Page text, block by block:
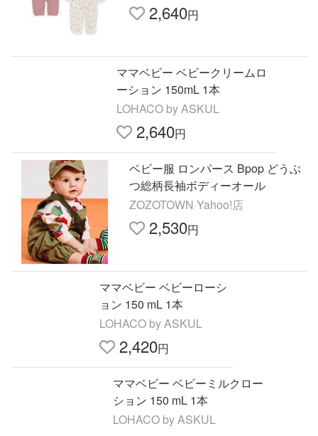
2,640円
ママベビー ベビークリームロ
ーション 150mL 1本
LOHACO by ASKUL
2,640円
ベビー服 ロンパース Bpop どうぶ
つ総柄長袖ボディーオール
ZOZOTOWN Yahoo!店
2,530円
ママベビー ベビーローシ
ョン 150 mL 1本
LOHACO by ASKUL
2,420円
ママベビー ベビーミルクロー
ション 150 mL 1本
LOHACO by ASKUL